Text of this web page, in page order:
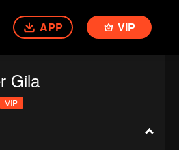
APP VIP
Gila
VIP